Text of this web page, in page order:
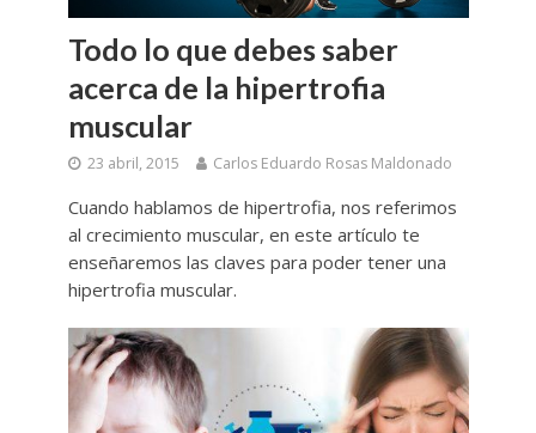
Todo lo que debes saber
acerca de la hipertrofia
muscular
23 abril, 2015 Carlos Eduardo Rosas Maldonado
Cuando hablamos de hipertrofia, nos referimos
al crecimiento muscular, en este artículo te
enseñaremos las claves para poder tener una
hipertrofia muscular.